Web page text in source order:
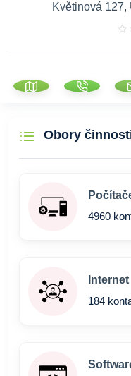
Květinová 127,
Obory
4960
Internet
184